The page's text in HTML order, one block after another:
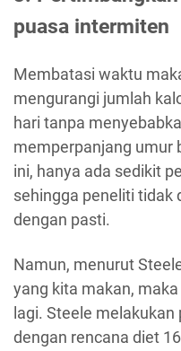
puasa intermiten
Membatasi waktu
mengurangi jumlah
hari tanpa
memperpanjang umur
ini, hanya ada sedikit
sehingga peneliti tidak
dengan pasti.
Namun, menurut
yang kita makan,
lagi. Steele
dengan rencana diet